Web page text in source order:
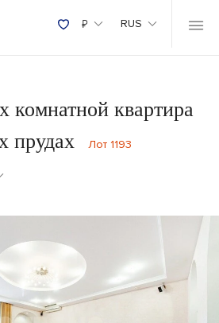
₽ RUS
комнатной квартира
прудах
Лот 1193